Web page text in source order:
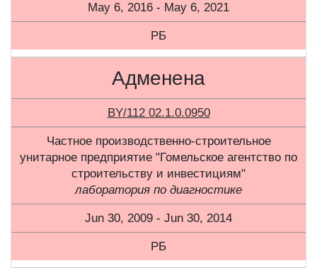
May 6, 2016 - May 6, 2021
РБ
Адменена
BY/112 02.1.0.0950
Частное производственно-строительное
унитарное предприятие "Гомельское агентство по
строительству и инвестициям"
лаборатория по диагностике
Jun 30, 2009 - Jun 30, 2014
РБ